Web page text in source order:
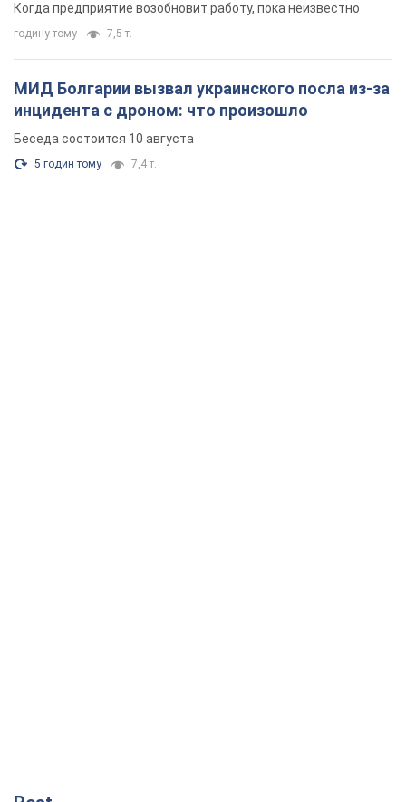
Когда предприятие возобновит работу, пока неизвестно
годину тому 7,5 т.
МИД Болгарии вызвал украинского посла из-за
инцидента с дроном: что произошло
Беседа состоится 10 августа
5 годин тому 7,4 т.